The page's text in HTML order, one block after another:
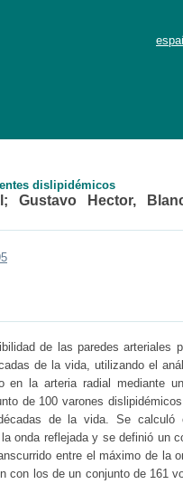
dislipidémicos
; Gustavo Hector,
de las paredes arteriales
de la vida, utilizando el
la arteria radial mediante
de 100 varones
de la vida. Se
onda reflejada y se definió un
entre el máximo de la
con los de un conjunto de 161